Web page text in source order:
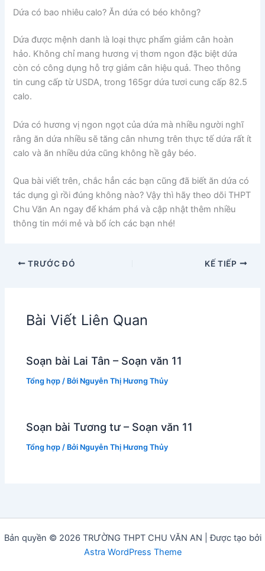
Dứa có bao nhiêu calo? Ăn dứa có béo không?
Dứa được mệnh danh là loại thực phẩm giảm cân hoàn
hảo. Không chỉ mang hương vị thơm ngon đặc biệt dứa
còn có công dụng hỗ trợ giảm cân hiệu quả. Theo thông
tin cung cấp từ USDA, trong 165gr dứa tươi cung cấp 82.5
calo.
Dứa có hương vị ngon ngọt của dứa mà nhiều người nghĩ
rằng ăn dứa nhiều sẽ tăng cân nhưng trên thực tế dứa rất ít
calo và ăn nhiều dứa cũng không hề gây béo.
Qua bài viết trên, chắc hẳn các bạn cũng đã biết ăn dứa có
tác dụng gì rồi đúng không nào? Vậy thì hãy theo dõi THPT
Chu Văn An ngay để khám phá và cập nhật thêm nhiều
thông tin mới mẻ và bổ ích các bạn nhé!
TRƯỚC ĐÓ KẾ TIẾP
Bài Viết Liên Quan
Soạn bài Lai Tân – Soạn văn 11
Tổng hợp / Bởi Nguyễn Thị Hương Thủy
Soạn bài Tương tư – Soạn văn 11
Tổng hợp / Bởi Nguyễn Thị Hương Thủy
Bản quyền © 2026 TRƯỜNG THPT CHU VĂN AN | Được tạo bởi
Astra WordPress Theme